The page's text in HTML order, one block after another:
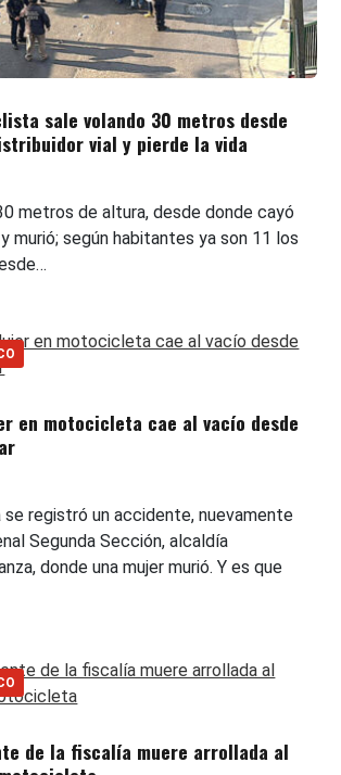
sale volando 30 metros desde
vial y pierde la vida
metros de altura, desde donde cayó
murió; según habitantes ya son 11 los
en motocicleta cae al vacío desde
se registró un accidente, nuevamente
Segunda Sección, alcaldía
donde una mujer murió. Y es que
de la fiscalía muere arrollada al